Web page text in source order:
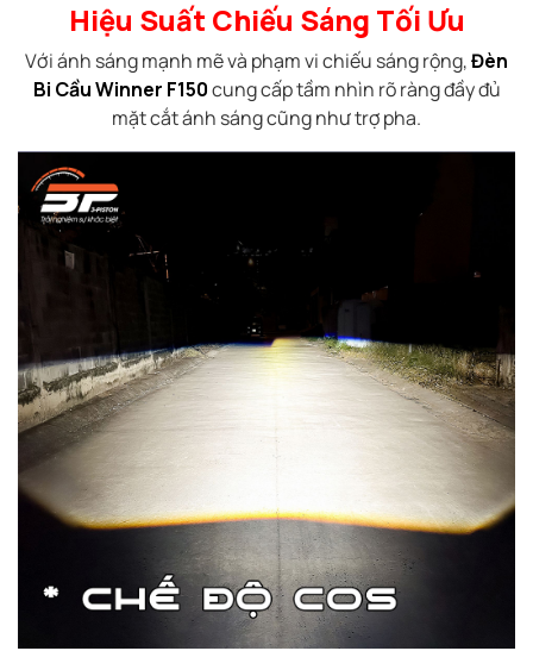
Hiệu Suất Chiếu Sáng Tối Ưu
Với ánh sáng mạnh mẽ và phạm vi chiếu sáng rộng,Đèn
Bi Cầu Winner F150cung cấp tầm nhìn rõ ràng đầy đủ
mặt cắt ánh sáng cũng như trợ pha.